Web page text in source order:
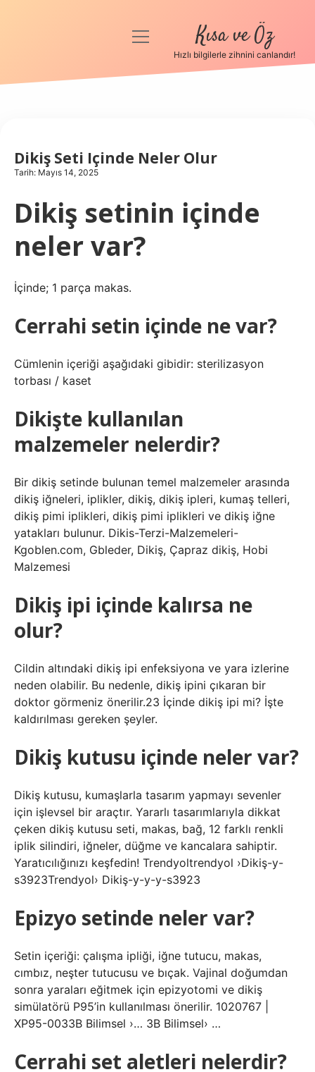
Anasayfa
Hakkımızda
menüyü
Kısa ve Öz
Hızlı bilgilerle zihnini canlandır!
Dikiş Seti Içinde Neler Olur
Tarih: Mayıs 14, 2025
Dikiş setinin içinde
neler var?
İçinde; 1 parça makas.
Cerrahi setin içinde ne var?
Cümlenin içeriği aşağıdaki gibidir: sterilizasyon
torbası / kaset
Dikişte kullanılan
malzemeler nelerdir?
Bir dikiş setinde bulunan temel malzemeler arasında
dikiş iğneleri, iplikler, dikiş, dikiş ipleri, kumaş telleri,
dikiş pimi iplikleri, dikiş pimi iplikleri ve dikiş iğne
yatakları bulunur. Dikis-Terzi-Malzemeleri-
Kgoblen.com, Gbleder, Dikiş, Çapraz dikiş, Hobi
Malzemesi
Dikiş ipi içinde kalırsa ne
olur?
Cildin altındaki dikiş ipi enfeksiyona ve yara izlerine
neden olabilir. Bu nedenle, dikiş ipini çıkaran bir
doktor görmeniz önerilir.23 İçinde dikiş ipi mi? İşte
kaldırılması gereken şeyler.
Dikiş kutusu içinde neler var?
Dikiş kutusu, kumaşlarla tasarım yapmayı sevenler
için işlevsel bir araçtır. Yararlı tasarımlarıyla dikkat
çeken dikiş kutusu seti, makas, bağ, 12 farklı renkli
iplik silindiri, iğneler, düğme ve kancalara sahiptir.
Yaratıcılığınızı keşfedin! Trendyoltrendyol ›Dikiş-y-
s3923Trendyol› Dikiş-y-y-y-s3923
Epizyo setinde neler var?
Setin içeriği: çalışma ipliği, iğne tutucu, makas,
cımbız, neşter tutucusu ve bıçak. Vajinal doğumdan
sonra yaraları eğitmek için epizyotomi ve dikiş
simülatörü P95’in kullanılması önerilir. 1020767 |
XP95-0033B Bilimsel ›… 3B Bilimsel› …
Cerrahi set aletleri nelerdir?